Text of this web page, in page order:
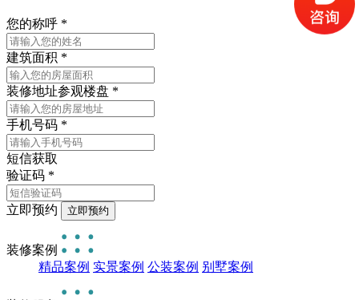
您的称呼 *
建筑面积 *
装修地址参观楼盘 *
手机号码 *
短信获取
验证码 *
立即预约
装修案例
精品案例 实景案例 公装案例 别墅案例